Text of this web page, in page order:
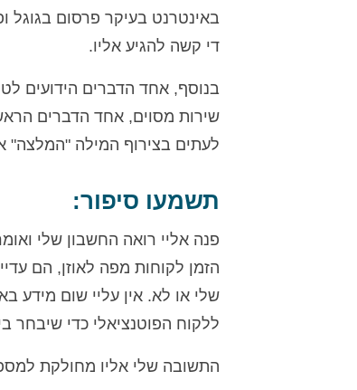
באינטרנט בעיקר פרסום בגוגל
די קשה להגיע אליו.
בנוסף, אחד הדברים הידועים
שירות מסוים, אחד הדברים
לעתים בצירוף המילה "המלצה"
תשמעו סיפור:
פנה אליי רואה החשבון שלי
הזמן לקוחות מפה לאוזן, הם
שלי או לא. אין עליי שום מידע
ללקוח הפוטנציאלי כדי שיבחר
התשובה שלי אליו מחולקת